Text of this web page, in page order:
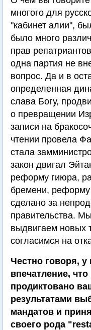
многого для
"кабинет алии",
было много
прав
одна партия не
вопрос. Да и в
определенная
слава Богу,
о превращении
записи на
чтении провела
стала
закон двигал
реформу гиюра,
бремени,
сделано за
правительства.
выдвигаем новых
согласимся на
Честно говоря,
впечатление,
продиктовано
результатами
мандатов и
своего рода